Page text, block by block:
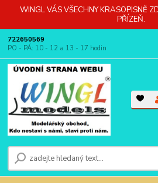
WINGL VÁS VŠECHNY KRASOPISNĚ
PŘÍZEŇ.
722650569
PO - PÁ: 10 - 12 a 13 - 17 hodin